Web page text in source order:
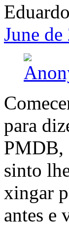
June de
para
PMDB,
sinto
xingar
antes